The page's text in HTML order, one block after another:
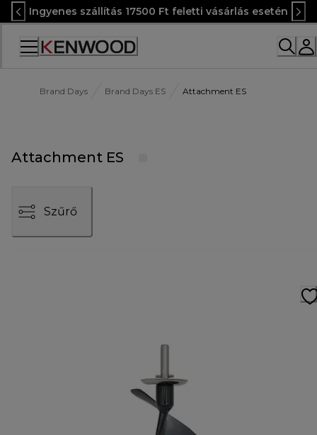
Skip
to
Content
Ingyenes szállítás 17500 Ft feletti vásárlás esetén
Accessibility
Brand Days Brand Days ES Attachment ES
Attachment ES
Szűrő